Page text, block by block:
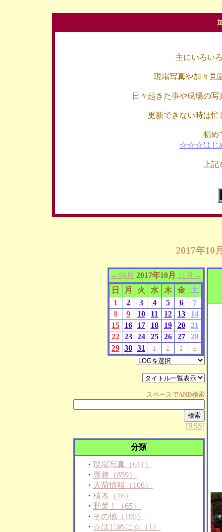
主にいろい
現場写真や加々見
日々起きた事や現場の
更新できない時は忙
初め
☆☆☆はじ
上
2017年10
←09月 2017年10月 11月→
日
月 火 水 木 金
土
1
2 3 4 5 6
7
8
9 10 11 12 13
14
15
16 17 18 19 20
21
22 23 24 25 26 27
28
29 30 31 1 2 3 4
スペースでAND検索
[RSS]
分類
・ 現場写真（611）
・ 専務（859）
・ 入荷情報（106）
・ 植木（16）
・ 野菜！（65）
・ その他（195）
・ ☆はじめに☆（1）